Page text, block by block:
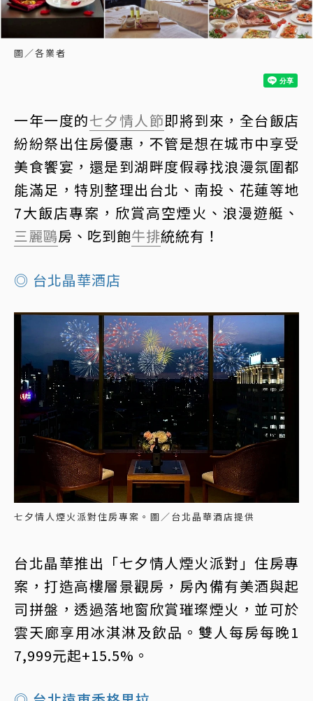
圖／各業者
一年一度的七夕情人節即將到來，全台飯店
紛紛祭出住房優惠，不管是想在城市中享受
美食饗宴，還是到湖畔度假尋找浪漫氛圍都
能滿足，特別整理出台北、南投、花蓮等地
7大飯店專案，欣賞高空煙火、浪漫遊艇、
三麗鷗房、吃到飽牛排統統有！
◎ 台北晶華酒店
七夕情人煙火派對住房專案。圖／台北晶華酒店提供
台北晶華推出「七夕情人煙火派對」住房專
案，打造高樓層景觀房，房內備有美酒與起
司拼盤，透過落地窗欣賞璀璨煙火，並可於
雲天廊享用冰淇淋及飲品。雙人每房每晚1
7,999元起+15.5%。